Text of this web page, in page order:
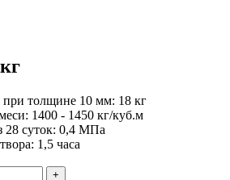
при толщине 10 мм: 18 кг
1400 - 1450 кг/куб.м
28 суток: 0,4 МПа
1,5 часа